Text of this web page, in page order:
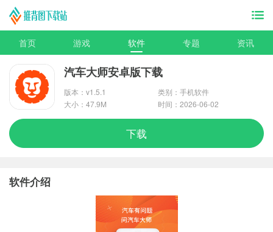
首页 游戏 软件 专题 资讯
汽车大师安卓版下载
版本：v1.5.1
类别：手机软件
大小：47.9M
时间：2026-06-02
下载
软件介绍